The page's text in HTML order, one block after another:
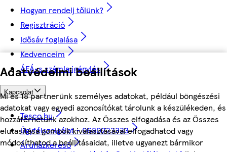
Adatvédelmi beállítások
Mi és 18 partnerünk személyes adatokat, például böngészési
adatokat vagy egyedi azonosítókat tárolunk a készülékeden, és
hozzáférhetünk azokhoz. Az Összes elfogadása és az Összes
elutasítása gombok kiválasztásával elfogadhatod vagy
módosíthatod a beállításaidat, illetve ugyanezt bármikor
Hogyan rendelj tőlünk?
Regisztráció
Idősáv foglalása
Kedvenceim
ÁFÁ-s számla igénylés
Kapcsolat
Tesco.hu
Ügyfélszolgálat - 0680222333
Áruházkereső